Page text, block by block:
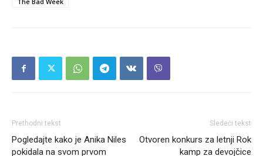
Prethodni tekst
Pogledajte kako je Anika Niles
pokidala na svom prvom
Sledeći tekst
Otvoren konkurs za letnji Rok
kamp za devojčice